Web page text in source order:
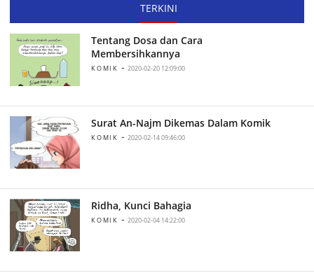
TERKINI
Tentang Dosa dan Cara
Membersihkannya
KOMIK - 2020-02-20 12:09:00
Surat An-Najm Dikemas Dalam Komik
KOMIK - 2020-02-14 09:46:00
Ridha, Kunci Bahagia
KOMIK - 2020-02-04 14:22:00